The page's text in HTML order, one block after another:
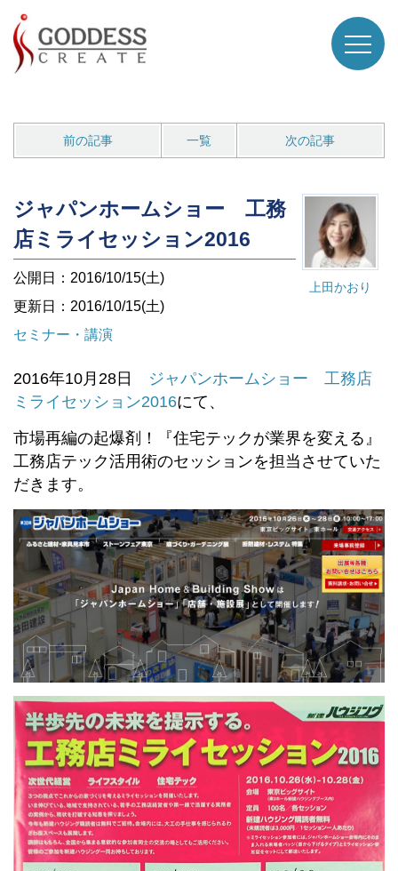
前の記事 一覧 次の記事
上田かおり
ジャパンホームショー 工務
店ミライセッション2016
公開日：2016/10/15(土)
更新日：2016/10/15(土)
セミナー・講演
2016年10月28日 ジャパンホームショー
工務店
ミライセッション2016にて、
市場再編の起爆剤！『住宅テックが業界を変える』
工務店テック活用術のセッションを担当させていた
だきます。